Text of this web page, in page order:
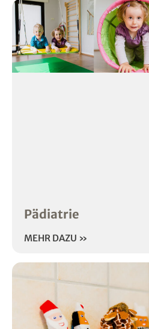
Pädiatrie
MEHR DAZU »